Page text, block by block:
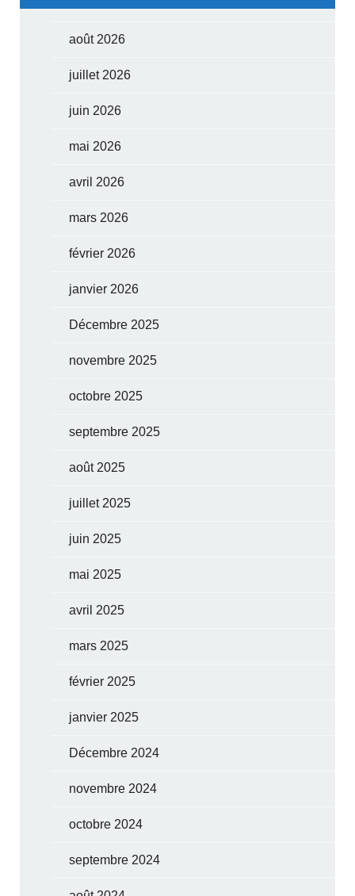
août 2026
juillet 2026
juin 2026
mai 2026
avril 2026
mars 2026
février 2026
janvier 2026
Décembre 2025
novembre 2025
octobre 2025
septembre 2025
août 2025
juillet 2025
juin 2025
mai 2025
avril 2025
mars 2025
février 2025
janvier 2025
Décembre 2024
novembre 2024
octobre 2024
septembre 2024